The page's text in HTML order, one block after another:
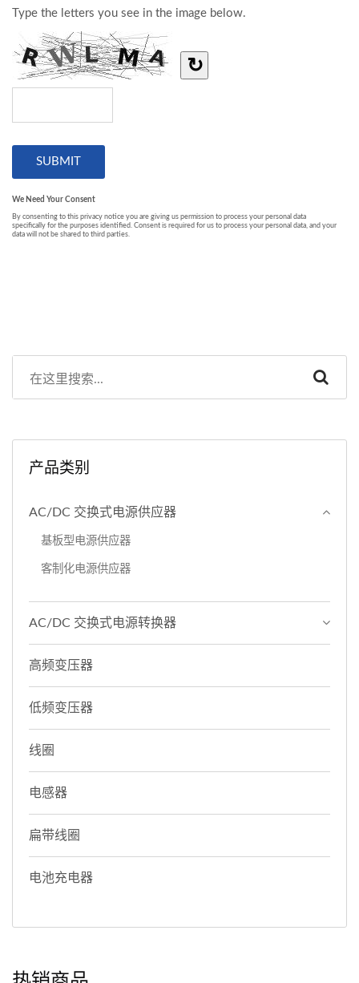
产品类别
AC/DC 交换式电源供应器
基板型电源供应器
客制化电源供应器
AC/DC 交换式电源转换器
高频变压器
低频变压器
线圈
电感器
扁带线圈
电池充电器